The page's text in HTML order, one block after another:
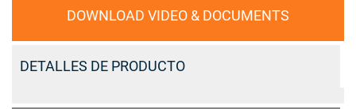
DOWNLOAD VIDEO & DOCUMENTS
DETALLES DE PRODUCTO